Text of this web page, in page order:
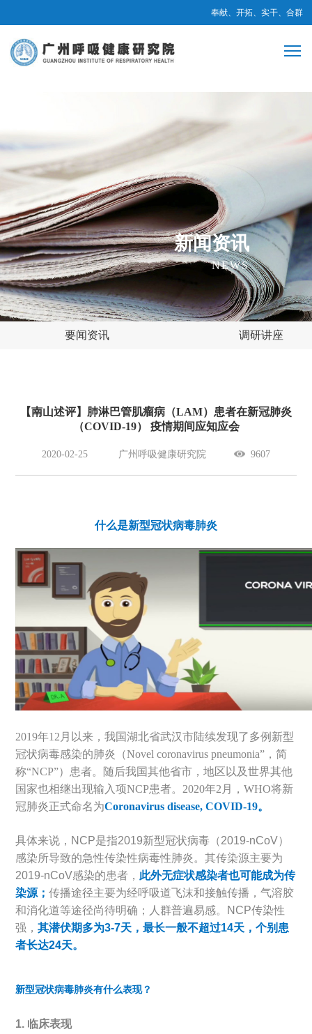
奉献、开拓、实干、合群
新闻资讯
NEWS
要闻资讯 调研讲座
【南山述评】肺淋巴管肌瘤病（LAM）患者在新冠肺炎
（COVID-19） 疫情期间应知应会
2020-02-25 广州呼吸健康研究院 9607
什么是新型冠状病毒肺炎
2019年12月以来，我国湖北省武汉市陆续发现了多例新型
冠状病毒感染的肺炎（Novel coronavirus pneumonia”，简
称“NCP”）患者。随后我国其他省市，地区以及世界其他
国家也相继出现输入项NCP患者。2020年2月，WHO将新
冠肺炎正式命名为Coronavirus disease, COVID-19。
具体来说，NCP是指2019新型冠状病毒（2019-nCoV）
感染所导致的急性传染性病毒性肺炎。其传染源主要为
2019-nCoV感染的患者， 此外无症状感染者也可能成为传
染源；传播途径主要为经呼吸道飞沫和接触传播，气溶胶
和消化道等途径尚待明确；人群普遍易感。NCP传染性
强，其潜伏期多为3-7天，最长一般不超过14天，个别患
者长达24天。
新型冠状病毒肺炎有什么表现？
1. 临床表现